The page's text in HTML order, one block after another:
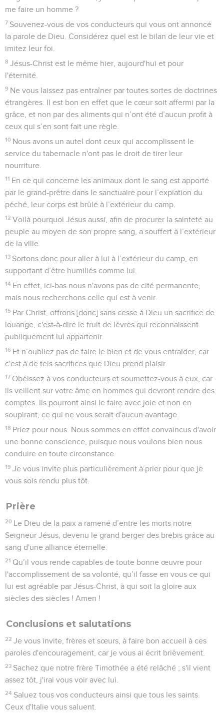
me faire un homme ?
7 Souvenez-vous de vos conducteurs qui vous ont annoncé
la parole de Dieu. Considérez quel est le bilan de leur vie et
imitez leur foi.
8 Jésus-Christ est le même hier, aujourd'hui et pour
l'éternité.
9 Ne vous laissez pas entraîner par toutes sortes de doctrines
étrangères. Il est bon en effet que le cœur soit affermi par la
grâce, et non par des aliments qui n’ont été d’aucun profit à
ceux qui s’en sont fait une règle.
10 Nous avons un autel dont ceux qui accomplissent le
service du tabernacle n'ont pas le droit de tirer leur
nourriture.
11 En ce qui concerne les animaux dont le sang est apporté
par le grand-prêtre dans le sanctuaire pour l’expiation du
péché, leur corps est brûlé à l’extérieur du camp.
12 Voilà pourquoi Jésus aussi, afin de procurer la sainteté au
peuple au moyen de son propre sang, a souffert à l’extérieur
de la ville.
13 Sortons donc pour aller à lui à l’extérieur du camp, en
supportant d’être humiliés comme lui.
14 En effet, ici-bas nous n'avons pas de cité permanente,
mais nous recherchons celle qui est à venir.
15 Par Christ, offrons [donc] sans cesse à Dieu un sacrifice de
louange, c'est-à-dire le fruit de lèvres qui reconnaissent
publiquement lui appartenir.
16 Et n’oubliez pas de faire le bien et de vous entraider, car
c'est à de tels sacrifices que Dieu prend plaisir.
17 Obéissez à vos conducteurs et soumettez-vous à eux, car
ils veillent sur votre âme en hommes qui devront rendre des
comptes. Ils pourront ainsi le faire avec joie et non en
soupirant, ce qui ne vous serait d'aucun avantage.
18 Priez pour nous. Nous sommes en effet convaincus d'avoir
une bonne conscience, puisque nous voulons bien nous
conduire en toute circonstance.
19 Je vous invite plus particulièrement à prier pour que je
vous sois rendu plus tôt.
Prière
20 Le Dieu de la paix a ramené d’entre les morts notre
Seigneur Jésus, devenu le grand berger des brebis grâce au
sang d'une alliance éternelle.
21 Qu’il vous rende capables de toute bonne œuvre pour
l'accomplissement de sa volonté, qu’il fasse en vous ce qui
lui est agréable par Jésus-Christ, à qui soit la gloire aux
siècles des siècles ! Amen !
Conclusions et salutations
22 Je vous invite, frères et sœurs, à faire bon accueil à ces
paroles d'encouragement, car je vous ai écrit brièvement.
23 Sachez que notre frère Timothée a été relâché ; s'il vient
assez tôt, j'irai vous voir avec lui.
24 Saluez tous vos conducteurs ainsi que tous les saints.
Ceux d'Italie vous saluent.